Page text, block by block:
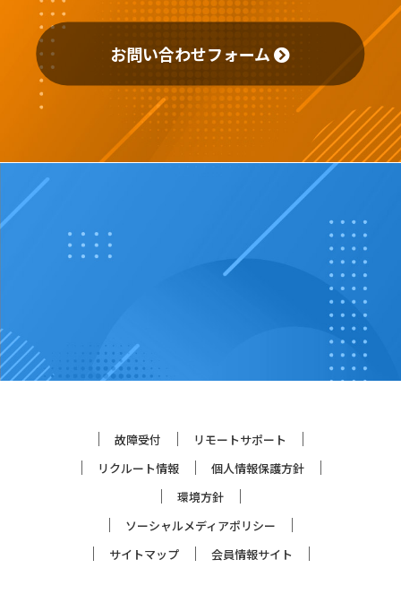
お問い合わせフォーム
故障受付
リモートサポート
リクルート情報
個人情報保護方針
環境方針
ソーシャルメディアポリシー
サイトマップ
会員情報サイト